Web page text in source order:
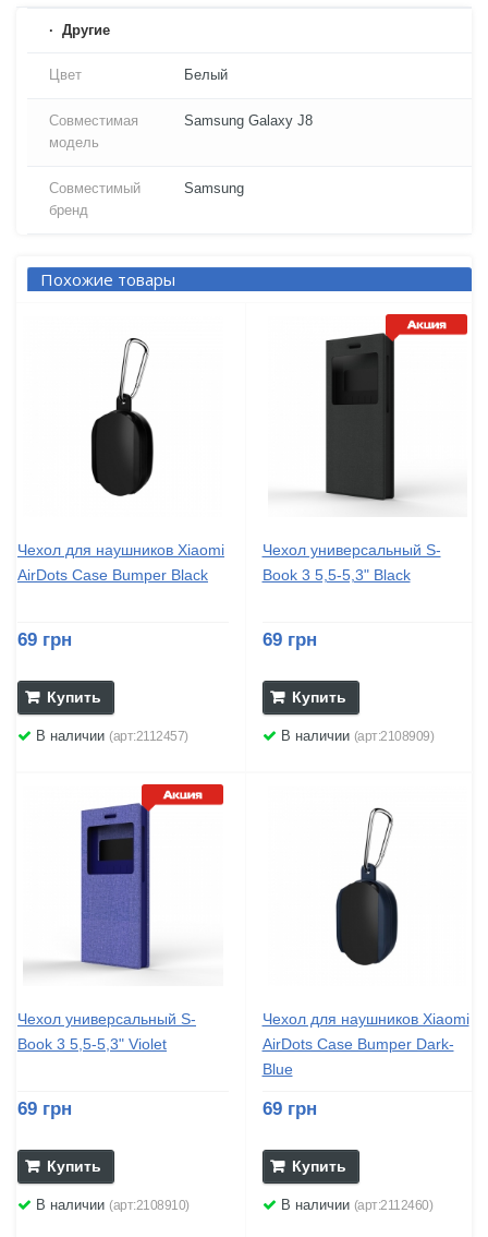
Другие
Цвет Белый
Совместимая
модель
Samsung Galaxy J8
Совместимый
бренд
Samsung
Похожие товары
Чехол для наушников Xiaomi
AirDots Case Bumper Black
69 грн
Купить
В наличии (арт:2112457)
Чехол универсальный S-
Book 3 5,5-5,3" Black
69 грн
Купить
В наличии (арт:2108909)
Чехол универсальный S-
Book 3 5,5-5,3" Violet
69 грн
Купить
В наличии (арт:2108910)
Чехол для наушников Xiaomi
AirDots Case Bumper Dark-
Blue
69 грн
Купить
В наличии (арт:2112460)